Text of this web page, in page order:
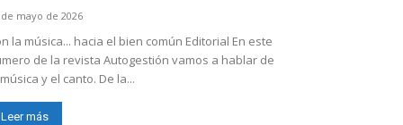
mayo de 2026
la música... hacia el bien común Editorial En este
de la revista Autogestión vamos a hablar de
y el canto. De la...
Leer más